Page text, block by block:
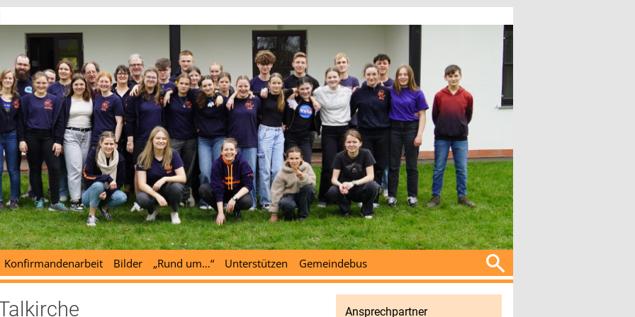
Konfirmandenarbeit Bilder „Rund um…“ Unterstützen Gemeindebus
nach:
Ansprechpartner